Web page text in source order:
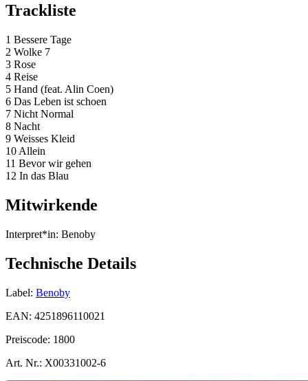
Trackliste
1 Bessere Tage
2 Wolke 7
3 Rose
4 Reise
5 Hand (feat. Alin Coen)
6 Das Leben ist schoen
7 Nicht Normal
8 Nacht
9 Weisses Kleid
10 Allein
11 Bevor wir gehen
12 In das Blau
Mitwirkende
Interpret*in: Benoby
Technische Details
Label: Benoby
EAN: 4251896110021
Preiscode: 1800
Art. Nr.: X00331002-6